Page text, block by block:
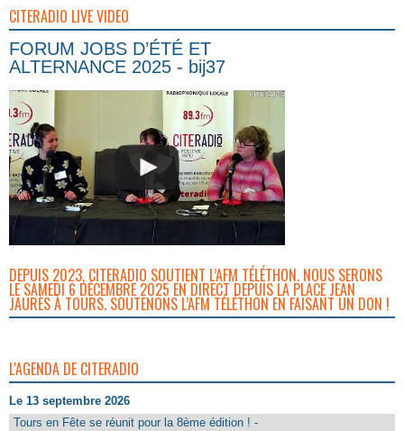
CITERADIO LIVE VIDEO
FORUM JOBS D’ÉTÉ ET
ALTERNANCE 2025 - bij37
DEPUIS 2023, CITERADIO SOUTIENT L’AFM TÉLÉTHON. NOUS SERONS
LE SAMEDI 6 DÉCEMBRE 2025 EN DIRECT DEPUIS LA PLACE JEAN
JAURÈS À TOURS. SOUTENONS L’AFM TÉLÉTHON EN FAISANT UN DON !
L'AGENDA DE CITERADIO
Le 13 septembre 2026
Tours en Fête se réunit pour la 8ème édition ! -